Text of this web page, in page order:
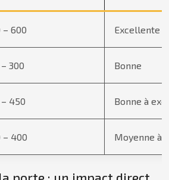
– 600 Excellente
300 Bonne
– 450 Bonne à
– 400 Moyenne à